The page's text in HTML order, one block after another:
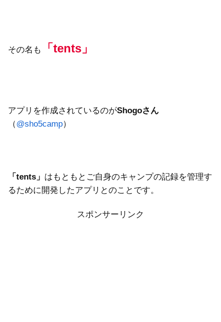
その名も 「tents」
アプリを作成されているのがShogoさん
（@sho5camp）
「tents」 はもともとご自身のキャンプの記録を管理す
るために開発したアプリとのことです。
スポンサーリンク